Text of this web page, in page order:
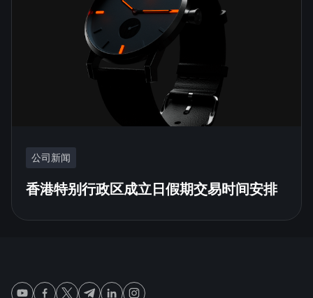
公司新闻
香港特别行政区成立日假期交易时间安排